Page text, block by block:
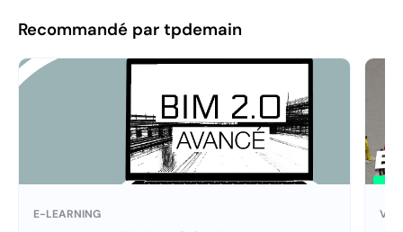
Recommandé par tpdemain
E-LEARNING